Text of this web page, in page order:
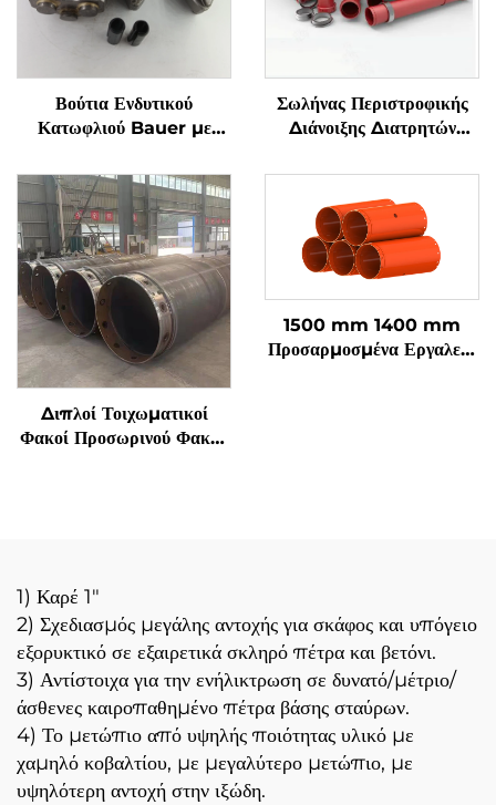
Βούτια Ενδυτικού
Κατωφλιού Bauer με
Βάσεων
Σωλήνας Περιστροφικής
Διάνοιξης Διατρητών
Τοιχώματος Χαλύβδινος
Φακός
Διπλοί Τοιχωματικοί
Φακοί Προσωρινού Φακού
1500 mm 1400 mm
Προσαρμοσμένα Εργαλεία
1) Καρέ 1"
2) Σχεδιασμός μεγάλης αντοχής για σκάφος και υπόγειο
εξορυκτικό σε εξαιρετικά σκληρό πέτρα και βετόνι.
3) Αντίστοιχα για την ενήλικτρωση σε δυνατό/μέτριο/
άσθενες καιροπαθημένο πέτρα βάσης σταύρων.
4) Το μετώπιο από υψηλής ποιότητας υλικό με
χαμηλό κοβαλτίου, με μεγαλύτερο μετώπιο, με
υψηλότερη αντοχή στην ιξώδη.